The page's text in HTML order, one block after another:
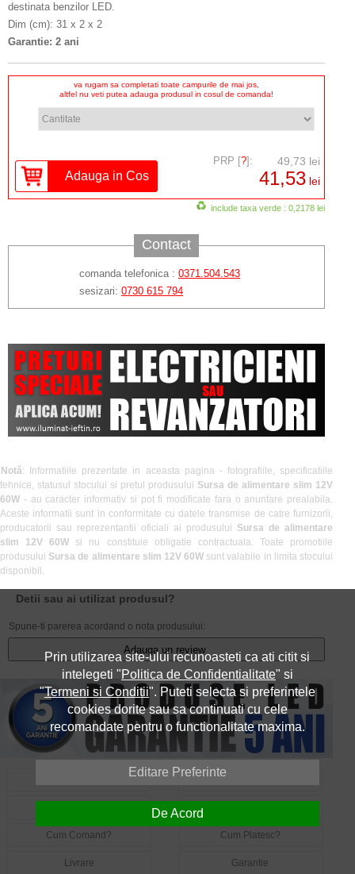
destinata benzilor LED.
Dim (cm): 31 x 2 x 2
Garantie: 2 ani
va rugam sa completati toate campurile de mai jos,
altfel nu veti putea adauga produsul in cosul de comanda!
PRP [?]: 49,73 lei
41,53 lei
include taxa verde : 0,2178 lei
Contact
comanda telefonica : 0371.504.543
sesizari: 0730 615 794
Notă: Informatiile prezentate in aceasta pagina - fotografiile, specificatiile
tehnice, statusul stocului si pretul produsului Sursa de alimentare slim 12V
60W - au caracter informativ si pot fi modificate fara o anuntare prealabila.
Aceste informatii sunt in conformitate cu datele transmise de catre furnizorii,
producatorii sau reprezentantii oficiali ai produsului Sursa de alimentare
slim 12V 60W si nu constituie obligatie contractuala. Toate promotiile
produsului Sursa de alimentare slim 12V 60W sunt valabile in limita stocului
disponibil.
Detii sau ai utilizat produsul?
Spune-ti parerea acordand o nota produsului:
Adauga un review
Intrebari Frecvente LED
Cum Comand? Cum Platesc?
Livrare Garantie
Prin utilizarea site-ului recunoasteti ca ati citit si
intelegeti "Politica de Confidentialitate" si
"Termeni si Conditii". Puteti selecta si preferintele
cookies dorite sau sa continuati cu cele
recomandate pentru o functionalitate maxima.
Editare Preferinte
De Acord